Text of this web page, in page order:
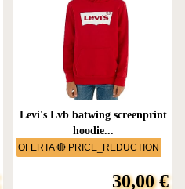
OFERTA 🔴 PRICE_REDUCTION
Levi's Lvb batwing screenprint
hoodie...
30,00 €